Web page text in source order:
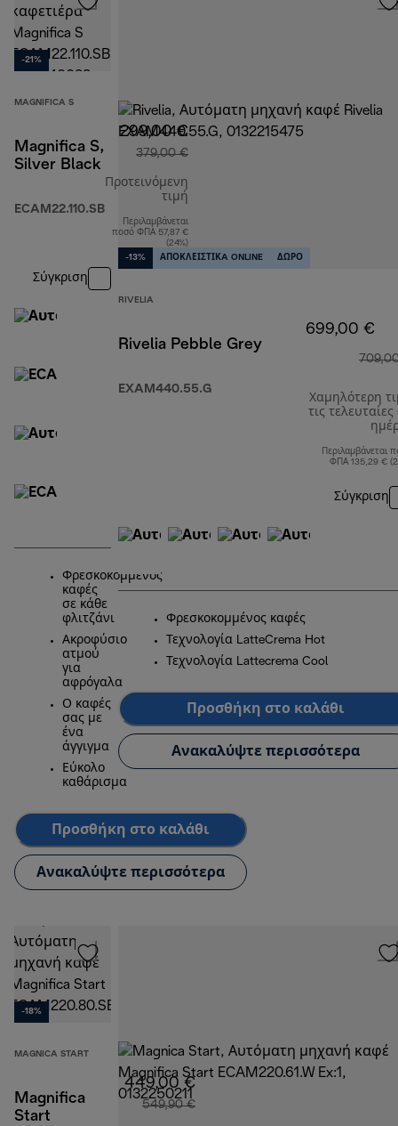
-21%
MAGNIFICA S
Magnifica S,
Silver Black
ECAM22.110.SB
299,00 €
379,00 €
Προτεινόμενη
τιμή
αρχική τιμή 379,00 €
Περιλαμβάνεται
ποσό ΦΠΑ 57,87 €
(24%)
Σύγκριση
Φρεσκοκομμένος
καφές
σε κάθε
φλιτζάνι
Ακροφύσιο
ατμού
για
αφρόγαλα
Ο καφές
σας με
ένα
άγγιγμα
Εύκολο
καθάρισμα
Προσθήκη στο καλάθι
Ανακαλύψτε περισσότερα
-13% ΑΠΟΚΛΕΙΣΤΙΚA ONLINE ΔΩΡΟ
RIVELIA
Rivelia Pebble Grey
EXAM440.55.G
699,00 €
Χαμηλότερη
τις τελευταίες
Περιλαμβάνεται
ΦΠΑ 135,29 €
Σύγκριση
Φρεσκοκομμένος καφές
Τεχνολογία LatteCrema Hot
Τεχνολογία Lattecrema Cool
Προσθήκη στο καλάθι
Ανακαλύψτε περισσότερα
-18%
MAGNICA START
Magnifica
Start
449,00 €
549,90 €